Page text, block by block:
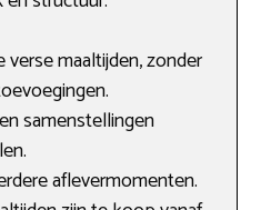
maaltijden, zonder
samenstellingen
aflevermomenten.